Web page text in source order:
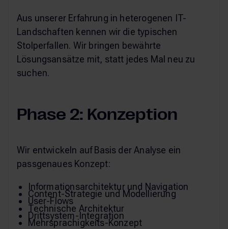
Aus unserer Erfahrung in heterogenen IT-
Landschaften kennen wir die typischen
Stolperfallen. Wir bringen bewährte
Lösungsansätze mit, statt jedes Mal neu zu
suchen.
Phase 2: Konzeption
Wir entwickeln auf Basis der Analyse ein
passgenaues Konzept:
Informationsarchitektur und Navigation
Content-Strategie und Modellierung
User-Flows
Technische Architektur
Drittsystem-Integration
Mehrsprachigkeits-Konzept